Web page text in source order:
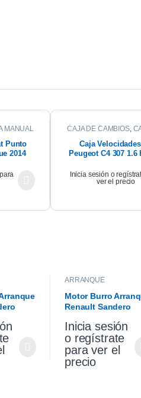
MANUAL
Punto
2014
CAJA DE CAMBIOS,
Caja
Peugeot C4 307 1.6
Inicia sesión o
ver el precio
ARRANQUE
Motor Burro
Renault Sandero
Inicia sesión
o regístrate
para ver el
precio